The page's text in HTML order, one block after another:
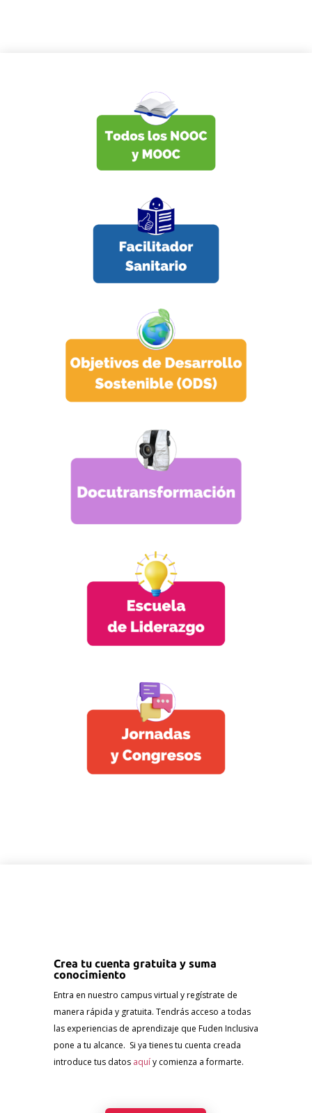
Crea tu cuenta gratuita y suma
conocimiento
Entra en nuestro campus virtual y regístrate de
manera rápida y gratuita. Tendrás acceso a todas
las experiencias de aprendizaje que Fuden Inclusiva
pone a tu alcance. Si ya tienes tu cuenta creada
introduce tus datos aquíy comienza a formarte.